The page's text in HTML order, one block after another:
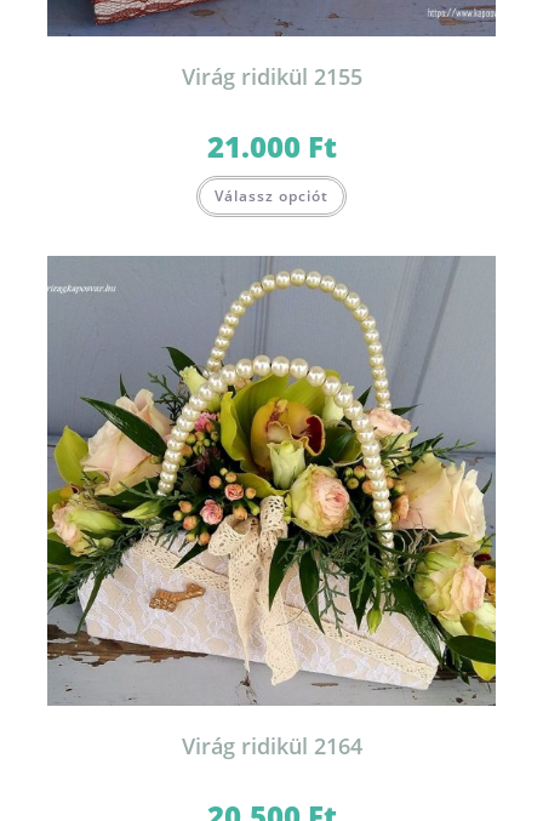
Virág ridikül 2155
21.000 Ft
Válassz opciót
Virág ridikül 2164